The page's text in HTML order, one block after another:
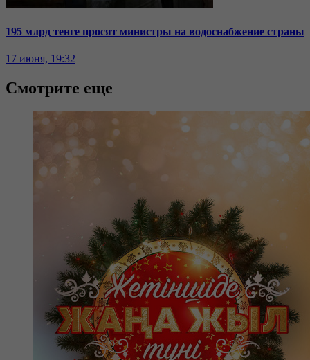
195 млрд тенге просят министры на водоснабжение страны
17 июня, 19:32
Смотрите еще